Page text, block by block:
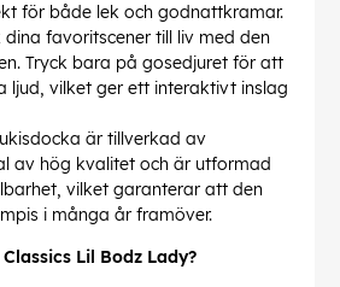
för både lek och godnattkramar.
dina favoritscener till liv med den
Tryck bara på gosedjuret för att
ljud, vilket ger ett interaktivt inslag
är tillverkad av
av hög kvalitet och är utformad
vilket garanterar att den
i många år framöver.
Lil Bodz Lady?